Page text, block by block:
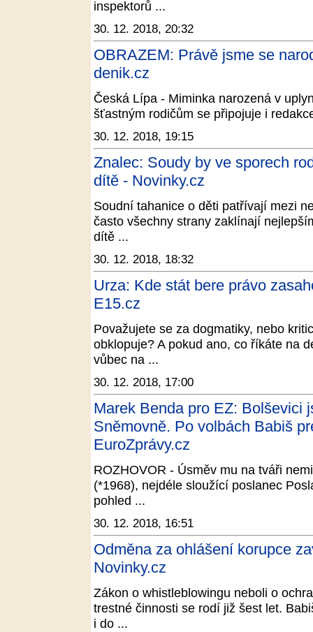
inspektorů ...
30. 12. 2018, 20:32
OBRAZEM: Právě jsme se
denik.cz
Česká Lípa - Miminka narozená v
šťastným rodičům se připojuje i
30. 12. 2018, 19:15
Znalec: Soudy by ve sporech
dítě - Novinky.cz
Soudní tahanice o děti patřívají mezi
často všechny strany zaklínají
dítě ...
30. 12. 2018, 18:32
Urza: Kde stát bere právo
E15.cz
Považujete se za dogmatiky, nebo
obklopuje? A pokud ano, co říkáte na
vůbec na ...
30. 12. 2018, 17:00
Marek Benda pro EZ: Bolševici
Sněmovně. Po volbách Babiš
EuroZprávy.cz
ROZHOVOR - Úsměv mu na tváři
(*1968), nejdéle sloužící poslanec
pohled ...
30. 12. 2018, 16:51
Odměna za ohlášení korupce
Novinky.cz
Zákon o whistleblowingu neboli o
trestné činnosti se rodí již šest let.
i do ...